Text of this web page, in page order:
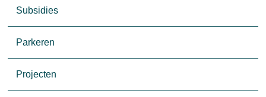
Subsidies
Parkeren
Projecten